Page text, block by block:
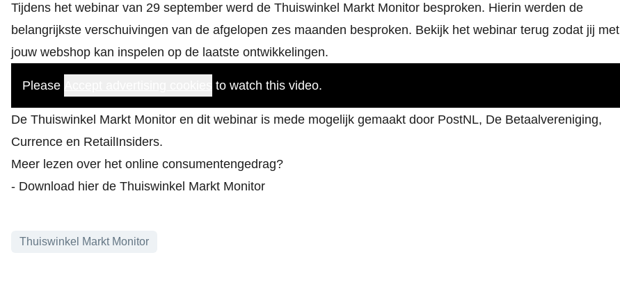
Tijdens het webinar van 29 september werd de Thuiswinkel Markt Monitor besproken. Hierin werden de
belangrijkste verschuivingen van de afgelopen zes maanden besproken. Bekijk het webinar terug zodat jij met
jouw webshop kan inspelen op de laatste ontwikkelingen.
Please to watch this video.
De Thuiswinkel Markt Monitor en dit webinar is mede mogelijk gemaakt door PostNL, De Betaalvereniging,
Currence en RetailInsiders.
Meer lezen over het online consumentengedrag?
- Download hier de Thuiswinkel Markt Monitor
Onderwerpen
Thuiswinkel Markt Monitor